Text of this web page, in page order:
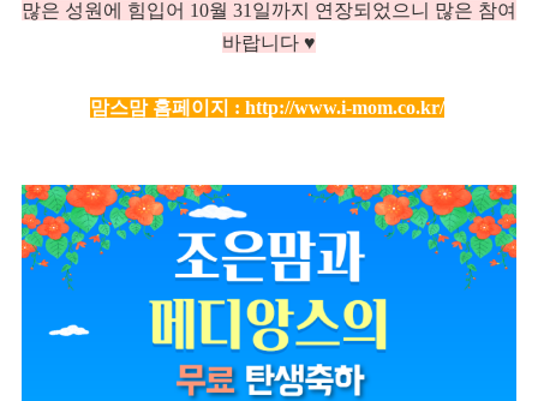
많은 성원에 힘입어 10월 31일까지 연장되었으니 많은 참여
바랍니다 ♥
맘스맘 홈페이지 : http://www.i-mom.co.kr/